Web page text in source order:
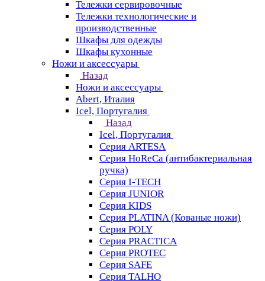
Тележки сервировочные
Тележки технологические и
производственные
Шкафы для одежды
Шкафы кухонные
Ножи и аксессуары
Назад
Ножи и аксессуары
Abert, Италия
Icel, Португалия
Назад
Icel, Португалия
Серия ARTESA
Серия HoReCa (антибактериальная
ручка)
Серия I-TECH
Серия JUNIOR
Серия KIDS
Серия PLATINA (Кованые ножи)
Серия POLY
Серия PRACTICA
Серия PROTEC
Серия SAFE
Серия TALHO